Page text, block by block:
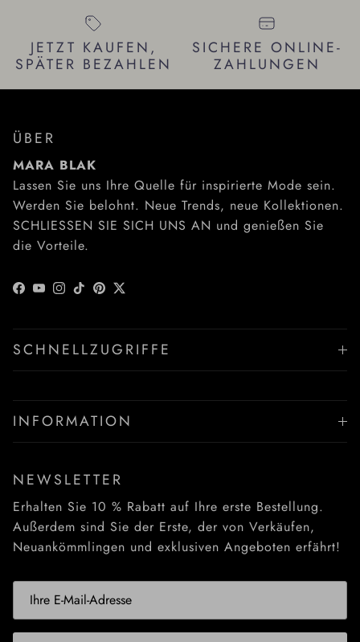
JETZT KAUFEN,
SPÄTER BEZAHLEN
SICHERE ONLINE-
ZAHLUNGEN
ÜBER
MARA BLAK
Lassen Sie uns Ihre Quelle für inspirierte Mode sein.
Werden Sie belohnt. Neue Trends, neue Kollektionen.
SCHLIESSEN SIE SICH UNS AN und genießen Sie
die Vorteile.
Facebook
YouTube
Instagram
TikTokPinterest
Twitter
SCHNELLZUGRIFFE
INFORMATION
NEWSLETTER
Erhalten Sie 10 % Rabatt auf Ihre erste Bestellung.
Außerdem sind Sie der Erste, der von Verkäufen,
Neuankömmlingen und exklusiven Angeboten erfährt!